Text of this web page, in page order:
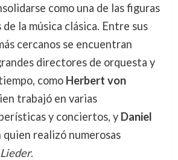
como una de las figuras
la música clásica. Entre sus
cercanos se encuentran
directores de orquesta y
como Herbert von
trabajó en varias
y conciertos, y Daniel
quien realizó numerosas
Lieder.